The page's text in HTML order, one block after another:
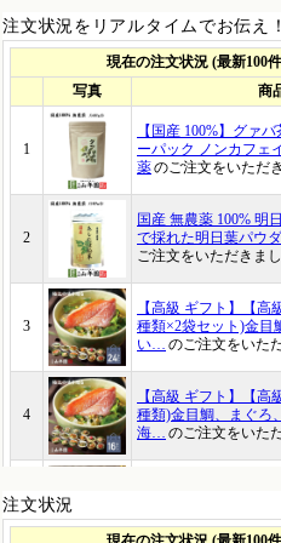
注文状況をリアルタイムでお伝え！
注文状況